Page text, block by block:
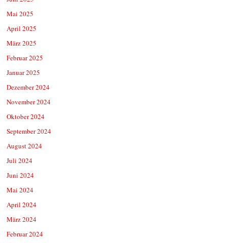
Mai 2025
April 2025
März 2025
Februar 2025
Januar 2025
Dezember 2024
November 2024
Oktober 2024
September 2024
August 2024
Juli 2024
Juni 2024
Mai 2024
April 2024
März 2024
Februar 2024